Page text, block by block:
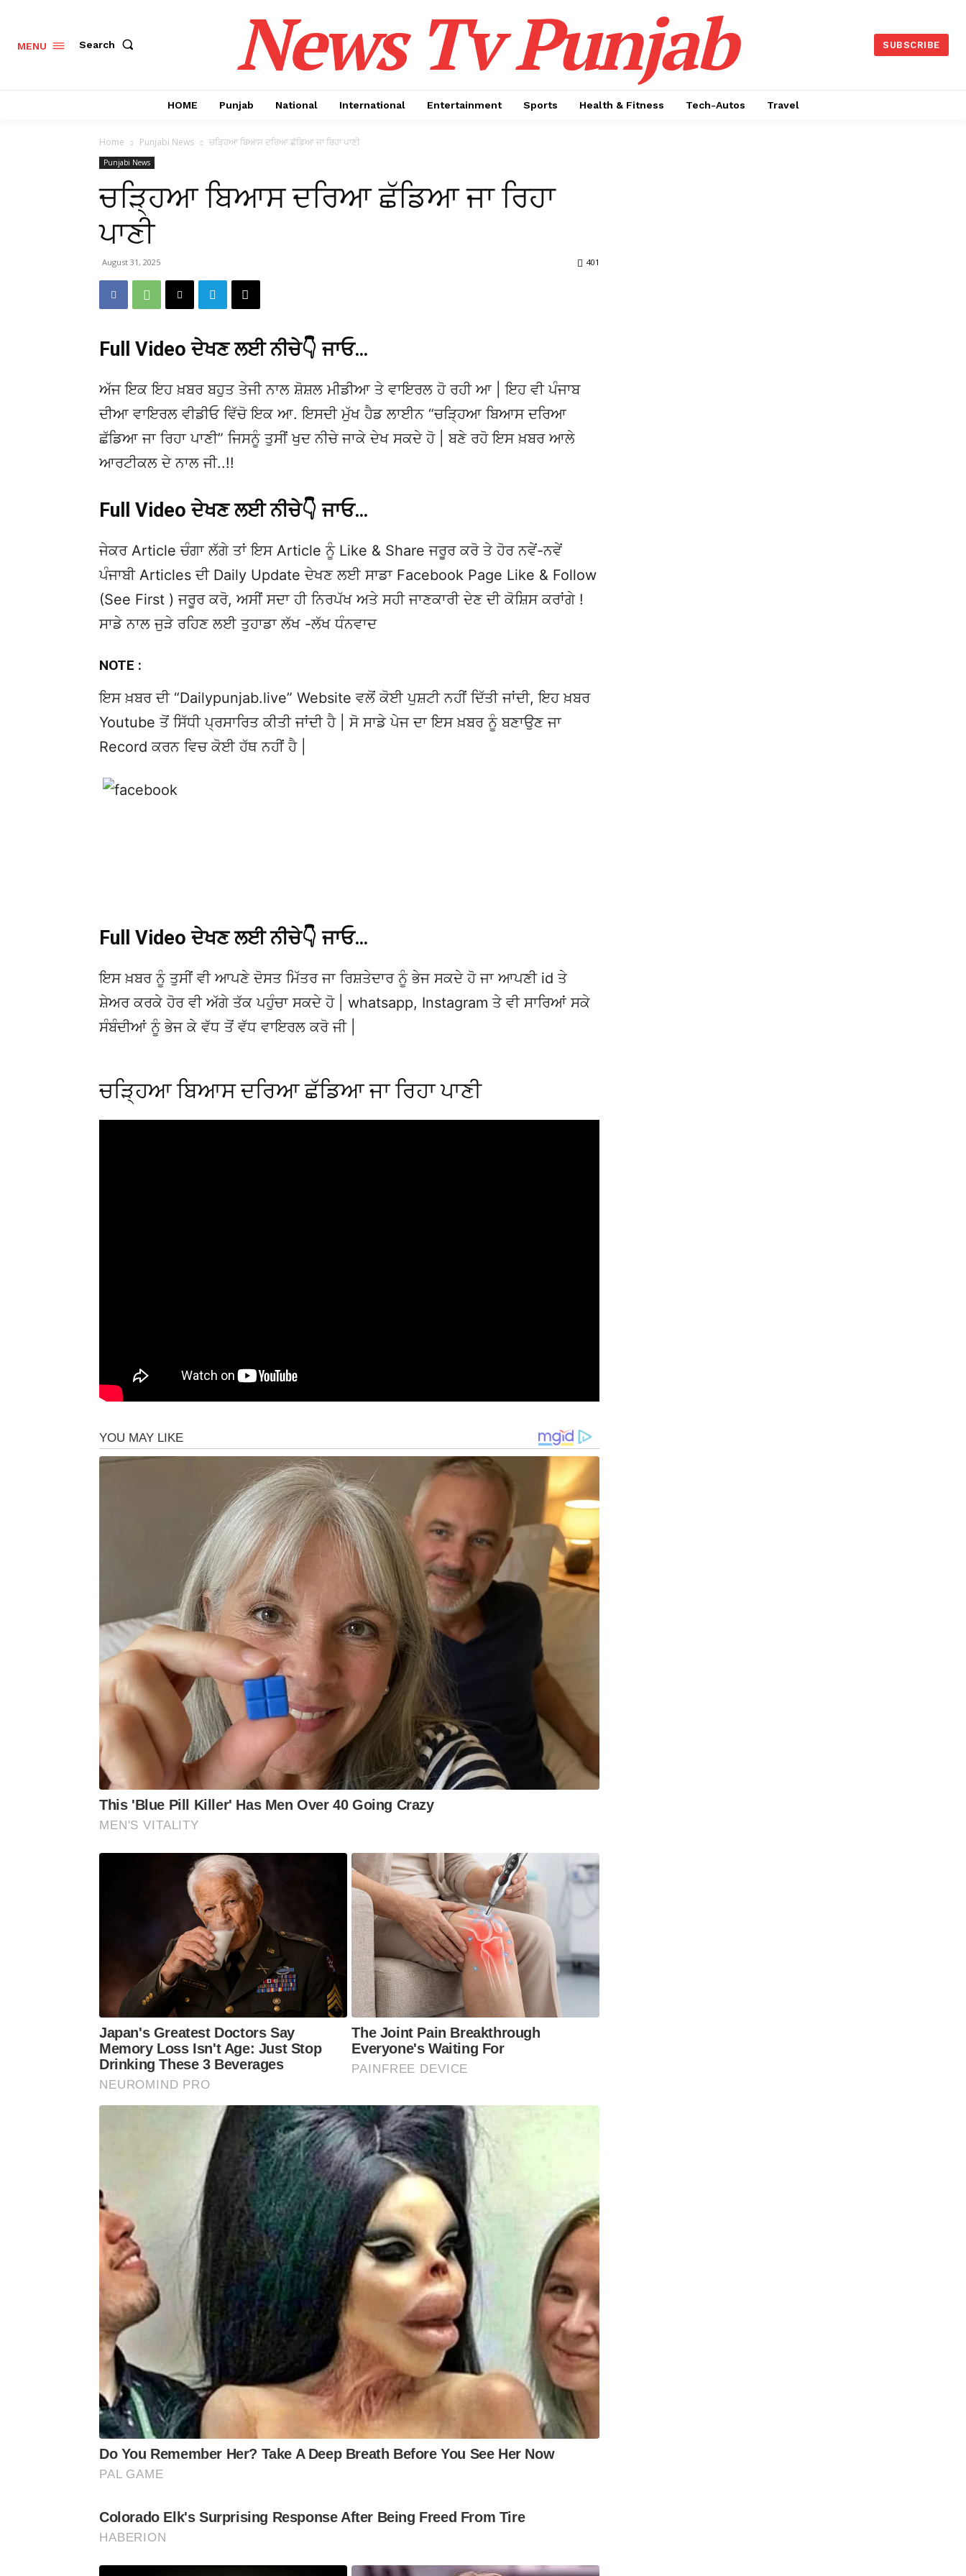
MENU Search News Tv Punjab SUBSCRIBE
HOME Punjab National International Entertainment Sports Health & Fitness Tech-Autos Travel
Home Punjabi News ਚੜ੍ਹਿਆ ਬਿਆਸ ਦਰਿਆ ਛੱਡਿਆ ਜਾ ਰਿਹਾ ਪਾਣੀ
Punjabi News
ਚੜ੍ਹਿਆ ਬਿਆਸ ਦਰਿਆ ਛੱਡਿਆ ਜਾ ਰਿਹਾ
ਪਾਣੀ
August 31, 2025 401
Full Video ਦੇਖਣ ਲਈ ਨੀਚੇ👇 ਜਾਓ…
ਅੱਜ ਇਕ ਇਹ ਖ਼ਬਰ ਬਹੁਤ ਤੇਜੀ ਨਾਲ ਸ਼ੋਸ਼ਲ ਮੀਡੀਆ ਤੇ ਵਾਇਰਲ ਹੋ ਰਹੀ ਆ | ਇਹ ਵੀ ਪੰਜਾਬ
ਦੀਆ ਵਾਇਰਲ ਵੀਡੀਓ ਵਿੱਚੋ ਇਕ ਆ. ਇਸਦੀ ਮੁੱਖ ਹੈਡ ਲਾਈਨ “ਚੜ੍ਹਿਆ ਬਿਆਸ ਦਰਿਆ
ਛੱਡਿਆ ਜਾ ਰਿਹਾ ਪਾਣੀ” ਜਿਸਨੂੰ ਤੁਸੀਂ ਖੁਦ ਨੀਚੇ ਜਾਕੇ ਦੇਖ ਸਕਦੇ ਹੋ | ਬਣੇ ਰਹੋ ਇਸ ਖ਼ਬਰ ਆਲੇ
ਆਰਟੀਕਲ ਦੇ ਨਾਲ ਜੀ..!!
Full Video ਦੇਖਣ ਲਈ ਨੀਚੇ👇 ਜਾਓ…
ਜੇਕਰ Article ਚੰਗਾ ਲੱਗੇ ਤਾਂ ਇਸ Article ਨੂੰ Like & Share ਜਰੂਰ ਕਰੋ ਤੇ ਹੋਰ ਨਵੇਂ-ਨਵੇਂ
ਪੰਜਾਬੀ Articles ਦੀ Daily Update ਦੇਖਣ ਲਈ ਸਾਡਾ Facebook Page Like & Follow
(See First ) ਜਰੂਰ ਕਰੋ, ਅਸੀਂ ਸਦਾ ਹੀ ਨਿਰਪੱਖ ਅਤੇ ਸਹੀ ਜਾਣਕਾਰੀ ਦੇਣ ਦੀ ਕੋਸ਼ਿਸ ਕਰਾਂਗੇ !
ਸਾਡੇ ਨਾਲ ਜੁੜੇ ਰਹਿਣ ਲਈ ਤੁਹਾਡਾ ਲੱਖ -ਲੱਖ ਧੰਨਵਾਦ
NOTE :
ਇਸ ਖ਼ਬਰ ਦੀ “Dailypunjab.live” Website ਵਲੋਂ ਕੋਈ ਪੁਸ਼ਟੀ ਨਹੀਂ ਦਿੱਤੀ ਜਾਂਦੀ, ਇਹ ਖ਼ਬਰ
Youtube ਤੋਂ ਸਿੱਧੀ ਪ੍ਰਸਾਰਿਤ ਕੀਤੀ ਜਾਂਦੀ ਹੈ | ਸੋ ਸਾਡੇ ਪੇਜ ਦਾ ਇਸ ਖ਼ਬਰ ਨੂੰ ਬਣਾਉਣ ਜਾ
Record ਕਰਨ ਵਿਚ ਕੋਈ ਹੱਥ ਨਹੀਂ ਹੈ |
Full Video ਦੇਖਣ ਲਈ ਨੀਚੇ👇 ਜਾਓ…
ਇਸ ਖ਼ਬਰ ਨੂੰ ਤੁਸੀਂ ਵੀ ਆਪਣੇ ਦੋਸਤ ਮਿੱਤਰ ਜਾ ਰਿਸ਼ਤੇਦਾਰ ਨੂੰ ਭੇਜ ਸਕਦੇ ਹੋ ਜਾ ਆਪਣੀ id ਤੇ
ਸ਼ੇਅਰ ਕਰਕੇ ਹੋਰ ਵੀ ਅੱਗੇ ਤੱਕ ਪਹੁੰਚਾ ਸਕਦੇ ਹੋ | whatsapp, Instagram ਤੇ ਵੀ ਸਾਰਿਆਂ ਸਕੇ
ਸੰਬੰਦੀਆਂ ਨੂੰ ਭੇਜ ਕੇ ਵੱਧ ਤੋਂ ਵੱਧ ਵਾਇਰਲ ਕਰੋ ਜੀ |
ਚੜ੍ਹਿਆ ਬਿਆਸ ਦਰਿਆ ਛੱਡਿਆ ਜਾ ਰਿਹਾ ਪਾਣੀ